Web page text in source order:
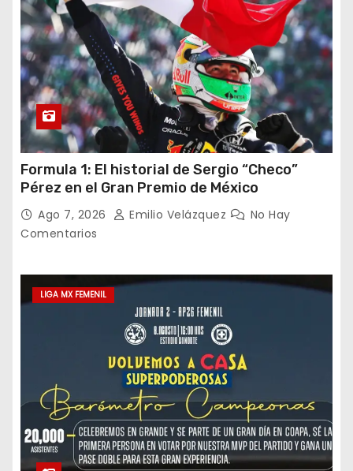
d
a
s
Formula 1: El historial de Sergio “Checo”
Pérez en el Gran Premio de México
Ago 7, 2026 Emilio Velázquez
No Hay
Comentarios
LIGA MX FEMENIL